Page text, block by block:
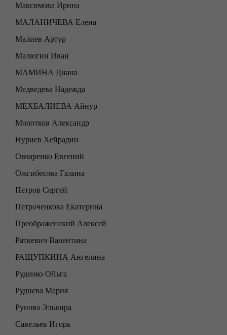
Максимова Ирина
МАЛАНИЧЕВА Елена
Малиев Артур
Малюгин Иван
МАМИНА Диана
Медведева Надежда
МЕХБАЛИЕВА Айнур
Молотков Александр
Нуриев Хейрадин
Овчаренко Евгений
Ожгибесова Галина
Петров Сергей
Петроченкова Екатерина
Преображенский Алексей
Раткевич Валентина
РАЩУПКИНА Ангелина
Руденко ОЛьга
Руднева Мария
Рунова Эльвира
Савельев Игорь